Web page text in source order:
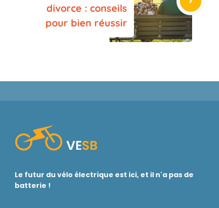
divorce : conseils
pour bien réussir
Le futur du vélo électrique est ici, et il n'a pas de
batterie !